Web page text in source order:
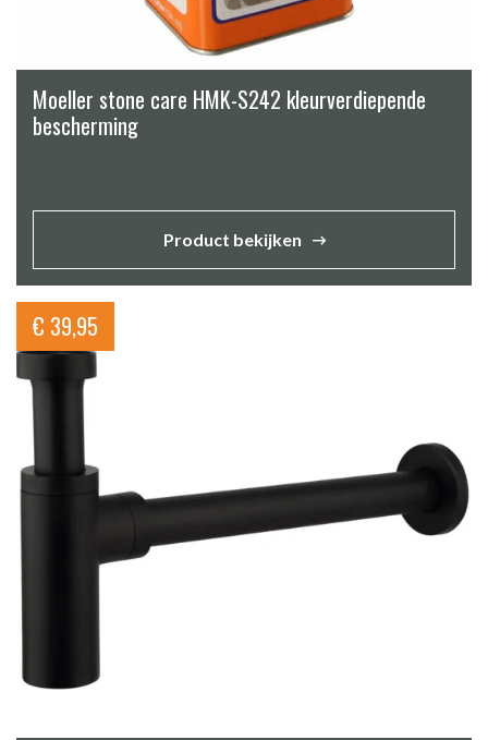
Moeller stone care HMK-S242 kleurverdiepende
bescherming
Product bekijken
€ 39,95